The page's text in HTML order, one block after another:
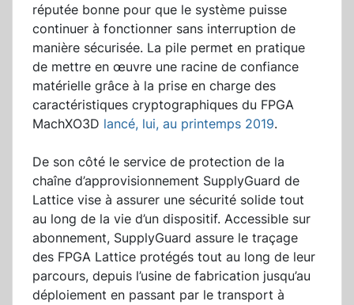
réputée bonne pour que le système puisse
continuer à fonctionner sans interruption de
manière sécurisée. La pile permet en pratique
de mettre en œuvre une racine de confiance
matérielle grâce à la prise en charge des
caractéristiques cryptographiques du FPGA
MachXO3D lancé, lui, au printemps 2019.
De son côté le service de protection de la
chaîne d’approvisionnement SupplyGuard de
Lattice vise à assurer une sécurité solide tout
au long de la vie d’un dispositif. Accessible sur
abonnement, SupplyGuard assure le traçage
des FPGA Lattice protégés tout au long de leur
parcours, depuis l’usine de fabrication jusqu’au
déploiement en passant par le transport à